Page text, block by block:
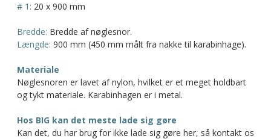
# 1: 20 x 900 mm
Bredde: Bredde af nøglesnor.
Længde: 900 mm (450 mm målt fra nakke til karabinhage).
Materiale
Nøglesnoren er lavet af nylon, hvilket er et meget holdbart
og tykt materiale. Karabinhagen er i metal.
Hos BIG kan det meste lade sig gøre
Kan det, du har brug for ikke lade sig gøre her, så kontakt os